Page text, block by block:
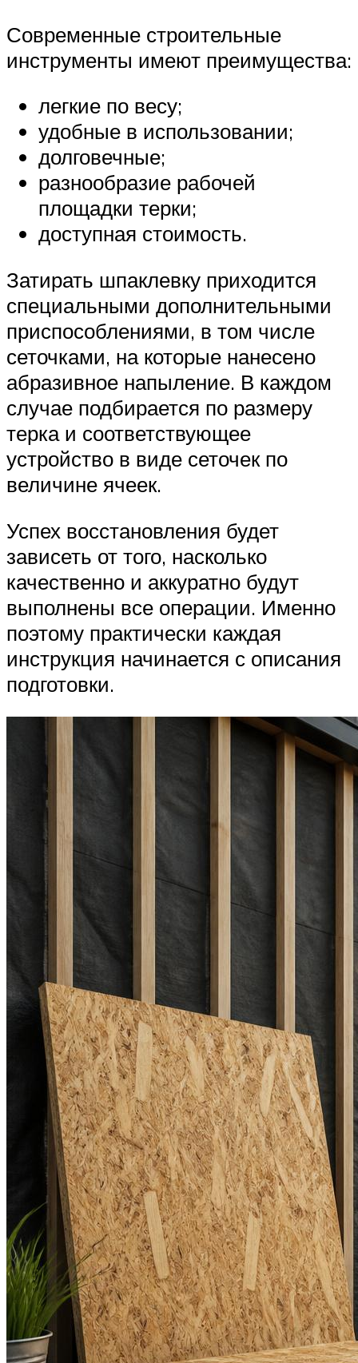
Современные строительные
инструменты имеют преимущества:
легкие по весу;
удобные в использовании;
долговечные;
разнообразие рабочей
площадки терки;
доступная стоимость.
Затирать шпаклевку приходится
специальными дополнительными
приспособлениями, в том числе
сеточками, на которые нанесено
абразивное напыление. В каждом
случае подбирается по размеру
терка и соответствующее
устройство в виде сеточек по
величине ячеек.
Успех восстановления будет
зависеть от того, насколько
качественно и аккуратно будут
выполнены все операции. Именно
поэтому практически каждая
инструкция начинается с описания
подготовки.